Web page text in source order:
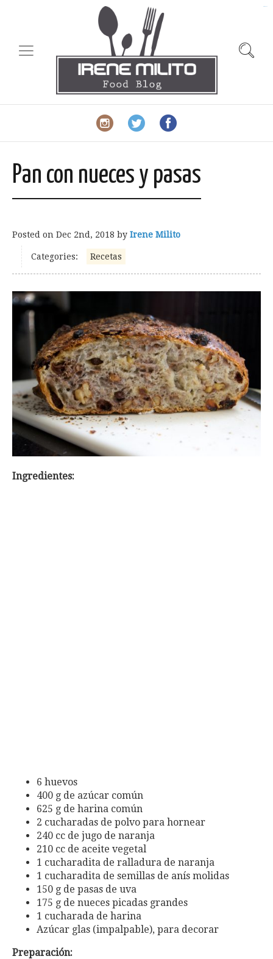
Pan con nueces y pasas
Posted on Dec 2nd, 2018 by Irene Milito
Categories: Recetas
Ingredientes:
6 huevos
400 g de azúcar común
625 g de harina común
2 cucharadas de polvo para hornear
240 cc de jugo de naranja
210 cc de aceite vegetal
1 cucharadita de ralladura de naranja
1 cucharadita de semillas de anís molidas
150 g de pasas de uva
175 g de nueces picadas grandes
1 cucharada de harina
Azúcar glas (impalpable), para decorar
Preparación: